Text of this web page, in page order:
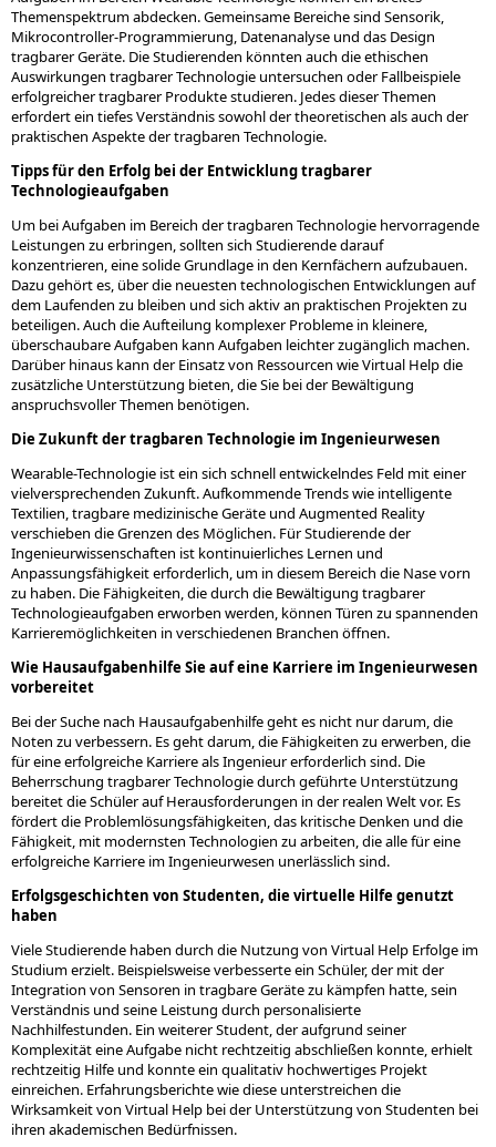
Themenspektrum abdecken. Gemeinsame Bereiche sind Sensorik,
Mikrocontroller-Programmierung, Datenanalyse und das Design
tragbarer Geräte. Die Studierenden könnten auch die ethischen
Auswirkungen tragbarer Technologie untersuchen oder Fallbeispiele
erfolgreicher tragbarer Produkte studieren. Jedes dieser Themen
erfordert ein tiefes Verständnis sowohl der theoretischen als auch der
praktischen Aspekte der tragbaren Technologie.
Tipps für den Erfolg bei der Entwicklung tragbarer
Technologieaufgaben
Um bei Aufgaben im Bereich der tragbaren Technologie hervorragende
Leistungen zu erbringen, sollten sich Studierende darauf
konzentrieren, eine solide Grundlage in den Kernfächern aufzubauen.
Dazu gehört es, über die neuesten technologischen Entwicklungen auf
dem Laufenden zu bleiben und sich aktiv an praktischen Projekten zu
beteiligen. Auch die Aufteilung komplexer Probleme in kleinere,
überschaubare Aufgaben kann Aufgaben leichter zugänglich machen.
Darüber hinaus kann der Einsatz von Ressourcen wie Virtual Help die
zusätzliche Unterstützung bieten, die Sie bei der Bewältigung
anspruchsvoller Themen benötigen.
Die Zukunft der tragbaren Technologie im Ingenieurwesen
Wearable-Technologie ist ein sich schnell entwickelndes Feld mit einer
vielversprechenden Zukunft. Aufkommende Trends wie intelligente
Textilien, tragbare medizinische Geräte und Augmented Reality
verschieben die Grenzen des Möglichen. Für Studierende der
Ingenieurwissenschaften ist kontinuierliches Lernen und
Anpassungsfähigkeit erforderlich, um in diesem Bereich die Nase vorn
zu haben. Die Fähigkeiten, die durch die Bewältigung tragbarer
Technologieaufgaben erworben werden, können Türen zu spannenden
Karrieremöglichkeiten in verschiedenen Branchen öffnen.
Wie Hausaufgabenhilfe Sie auf eine Karriere im Ingenieurwesen
vorbereitet
Bei der Suche nach Hausaufgabenhilfe geht es nicht nur darum, die
Noten zu verbessern. Es geht darum, die Fähigkeiten zu erwerben, die
für eine erfolgreiche Karriere als Ingenieur erforderlich sind. Die
Beherrschung tragbarer Technologie durch geführte Unterstützung
bereitet die Schüler auf Herausforderungen in der realen Welt vor. Es
fördert die Problemlösungsfähigkeiten, das kritische Denken und die
Fähigkeit, mit modernsten Technologien zu arbeiten, die alle für eine
erfolgreiche Karriere im Ingenieurwesen unerlässlich sind.
Erfolgsgeschichten von Studenten, die virtuelle Hilfe genutzt
haben
Viele Studierende haben durch die Nutzung von Virtual Help Erfolge im
Studium erzielt. Beispielsweise verbesserte ein Schüler, der mit der
Integration von Sensoren in tragbare Geräte zu kämpfen hatte, sein
Verständnis und seine Leistung durch personalisierte
Nachhilfestunden. Ein weiterer Student, der aufgrund seiner
Komplexität eine Aufgabe nicht rechtzeitig abschließen konnte, erhielt
rechtzeitig Hilfe und konnte ein qualitativ hochwertiges Projekt
einreichen. Erfahrungsberichte wie diese unterstreichen die
Wirksamkeit von Virtual Help bei der Unterstützung von Studenten bei
ihren akademischen Bedürfnissen.